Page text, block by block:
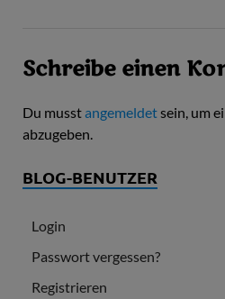
Schreibe einen
Du musstangemeldetsein, um
abzugeben.
BLOG-BENUTZER
Login
Passwort vergessen?
Registrieren